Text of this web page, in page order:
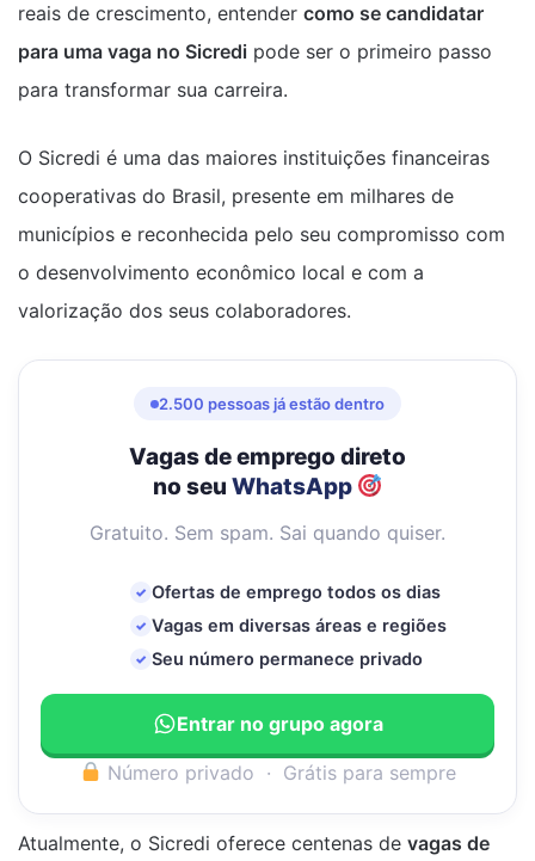
reais de crescimento, entender como se candidatar
para uma vaga no Sicredi pode ser o primeiro passo
para transformar sua carreira.
O Sicredi é uma das maiores instituições financeiras
cooperativas do Brasil, presente em milhares de
municípios e reconhecida pelo seu compromisso com
o desenvolvimento econômico local e com a
valorização dos seus colaboradores.
2.500 pessoas já estão dentro
Vagas de emprego direto
no seu WhatsApp
Gratuito. Sem spam. Sai quando quiser.
✓ Ofertas de emprego todos os dias
✓ Vagas em diversas áreas e regiões
✓ Seu número permanece privado
Entrar no grupo agora
Número privado · Grátis para sempre
Atualmente, o Sicredi oferece centenas de vagas de